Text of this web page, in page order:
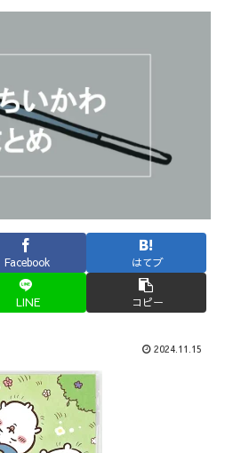
Facebook はてブ
LINE コピー
2024.11.15